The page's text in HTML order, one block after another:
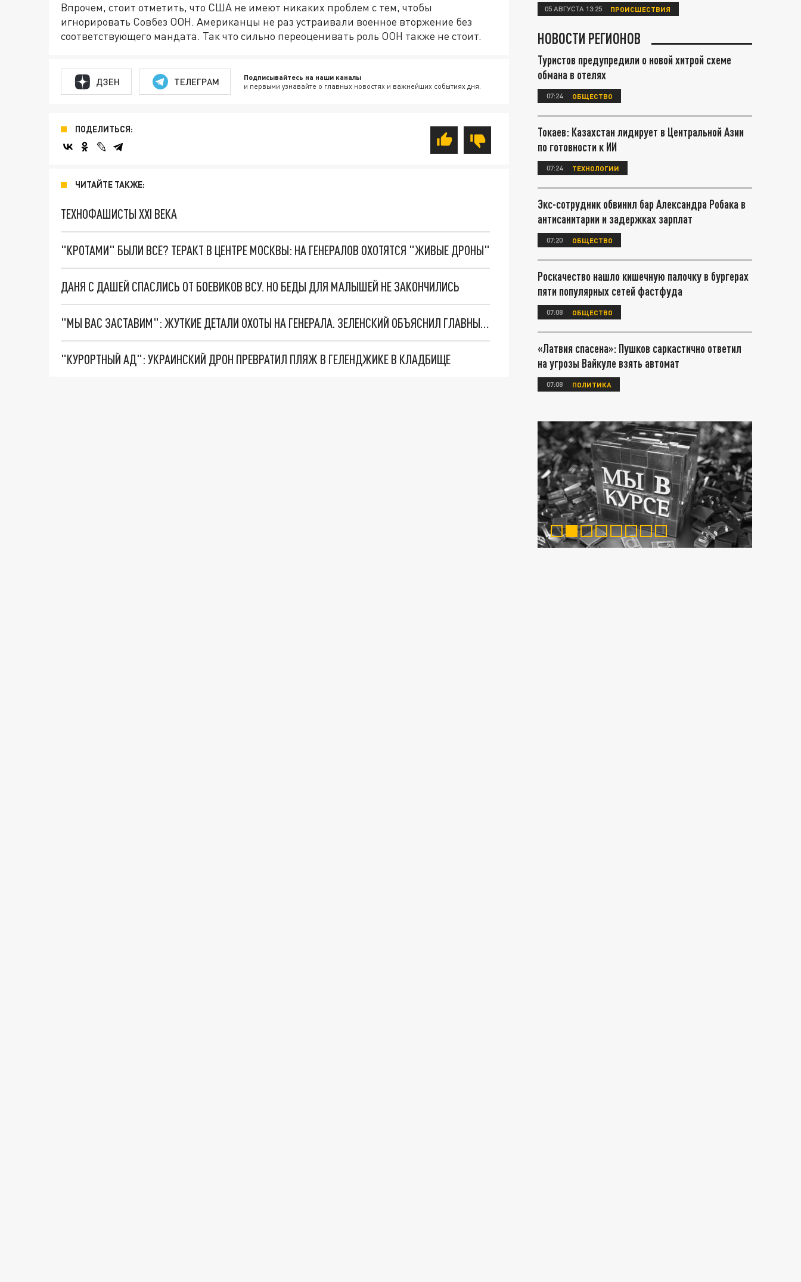
Впрочем, стоит отметить, что США не имеют никаких проблем с тем, чтобы
игнорировать Совбез ООН. Американцы не раз устраивали военное вторжение без
соответствующего мандата. Так что сильно переоценивать роль ООН также не стоит.
ДЗЕН ТЕЛЕГРАМ Подписывайтесь на наши каналы
и первыми узнавайте о главных новостях и важнейших событиях дня.
ПОДЕЛИТЬСЯ:
ЧИТАЙТЕ ТАКЖЕ:
ТЕХНОФАШИСТЫ XXI ВЕКА
"КРОТАМИ" БЫЛИ ВСЕ? ТЕРАКТ В ЦЕНТРЕ МОСКВЫ: НА ГЕНЕРАЛОВ ОХОТЯТСЯ "ЖИВЫЕ ДРОНЫ"
ДАНЯ С ДАШЕЙ СПАСЛИСЬ ОТ БОЕВИКОВ ВСУ. НО БЕДЫ ДЛЯ МАЛЫШЕЙ НЕ ЗАКОНЧИЛИСЬ
"МЫ ВАС ЗАСТАВИМ": ЖУТКИЕ ДЕТАЛИ ОХОТЫ НА ГЕНЕРАЛА. ЗЕЛЕНСКИЙ ОБЪЯСНИЛ ГЛАВНЫЙ СМЫСЛ ТЕРАКТА В ЦЕНТРЕ МОСКВЫ
"КУРОРТНЫЙ АД": УКРАИНСКИЙ ДРОН ПРЕВРАТИЛ ПЛЯЖ В ГЕЛЕНДЖИКЕ В КЛАДБИЩЕ
05 АВГУСТА 13:25 ПРОИСШЕСТВИЯ
НОВОСТИ РЕГИОНОВ
Туристов предупредили о новой хитрой схеме
обмана в отелях
07:24 ОБЩЕСТВО
Токаев: Казахстан лидирует в Центральной Азии
по готовности к ИИ
07:24 ТЕХНОЛОГИИ
Экс-сотрудник обвинил бар Александра Робака в
антисанитарии и задержках зарплат
07:20 ОБЩЕСТВО
Роскачество нашло кишечную палочку в бургерах
пяти популярных сетей фастфуда
07:08 ОБЩЕСТВО
«Латвия спасена»: Пушков саркастично ответил
на угрозы Вайкуле взять автомат
07:08 ПОЛИТИКА